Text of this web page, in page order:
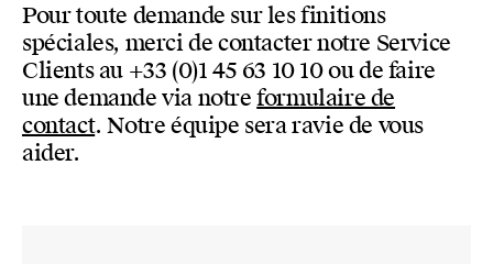
Pour toute demande sur les finitions
spéciales, merci de contacter notre Service
Clients au +33 (0)1 45 63 10 10 ou de faire
une demande via notreformulaire de
contact. Notre équipe sera ravie de vous
aider.